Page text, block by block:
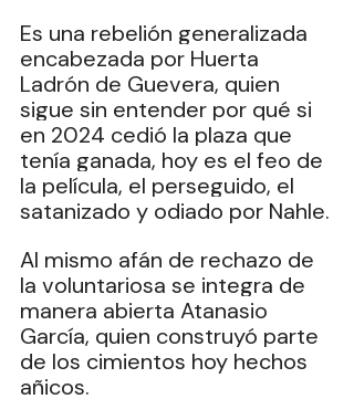
Es una rebelión generalizada
encabezada por Huerta
Ladrón de Guevera, quien
sigue sin entender por qué si
en 2024 cedió la plaza que
tenía ganada, hoy es el feo de
la película, el perseguido, el
satanizado y odiado por Nahle.
Al mismo afán de rechazo de
la voluntariosa se integra de
manera abierta Atanasio
García, quien construyó parte
de los cimientos hoy hechos
añicos.